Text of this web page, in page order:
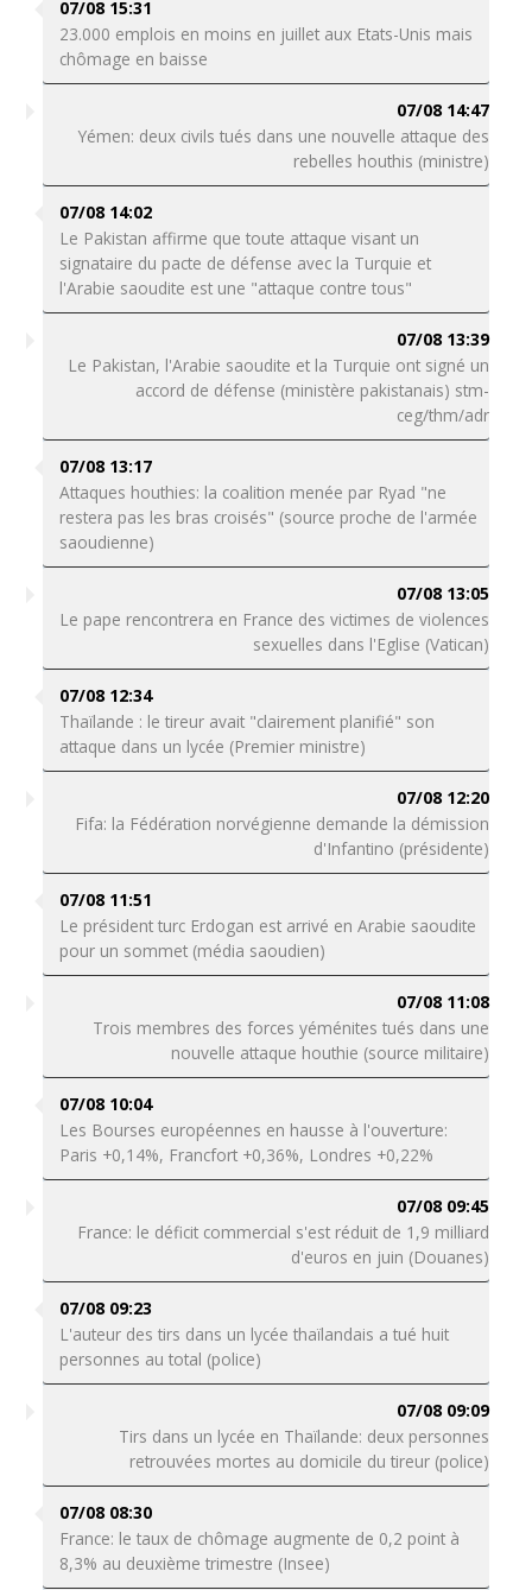
07/08 15:31
23.000 emplois en moins en juillet aux Etats-Unis mais
chômage en baisse
07/08 14:47
Yémen: deux civils tués dans une nouvelle attaque des
rebelles houthis (ministre)
07/08 14:02
Le Pakistan affirme que toute attaque visant un
signataire du pacte de défense avec la Turquie et
l'Arabie saoudite est une "attaque contre tous"
07/08 13:39
Le Pakistan, l'Arabie saoudite et la Turquie ont signé un
accord de défense (ministère pakistanais) stm-
ceg/thm/adr
07/08 13:17
Attaques houthies: la coalition menée par Ryad "ne
restera pas les bras croisés" (source proche de l'armée
saoudienne)
07/08 13:05
Le pape rencontrera en France des victimes de violences
sexuelles dans l'Eglise (Vatican)
07/08 12:34
Thaïlande : le tireur avait "clairement planifié" son
attaque dans un lycée (Premier ministre)
07/08 12:20
Fifa: la Fédération norvégienne demande la démission
d'Infantino (présidente)
07/08 11:51
Le président turc Erdogan est arrivé en Arabie saoudite
pour un sommet (média saoudien)
07/08 11:08
Trois membres des forces yéménites tués dans une
nouvelle attaque houthie (source militaire)
07/08 10:04
Les Bourses européennes en hausse à l'ouverture:
Paris +0,14%, Francfort +0,36%, Londres +0,22%
07/08 09:45
France: le déficit commercial s'est réduit de 1,9 milliard
d'euros en juin (Douanes)
07/08 09:23
L'auteur des tirs dans un lycée thaïlandais a tué huit
personnes au total (police)
07/08 09:09
Tirs dans un lycée en Thaïlande: deux personnes
retrouvées mortes au domicile du tireur (police)
07/08 08:30
France: le taux de chômage augmente de 0,2 point à
8,3% au deuxième trimestre (Insee)